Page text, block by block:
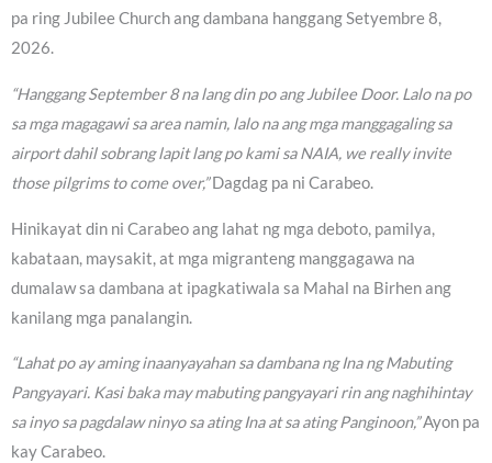
pa ring Jubilee Church ang dambana hanggang Setyembre 8,
2026.
“Hanggang September 8 na lang din po ang Jubilee Door. Lalo na po
sa mga magagawi sa area namin, lalo na ang mga manggagaling sa
airport dahil sobrang lapit lang po kami sa NAIA, we really invite
those pilgrims to come over,”Dagdag pa ni Carabeo.
Hinikayat din ni Carabeo ang lahat ng mga deboto, pamilya,
kabataan, maysakit, at mga migranteng manggagawa na
dumalaw sa dambana at ipagkatiwala sa Mahal na Birhen ang
kanilang mga panalangin.
“Lahat po ay aming inaanyayahan sa dambana ng Ina ng Mabuting
Pangyayari. Kasi baka may mabuting pangyayari rin ang naghihintay
sa inyo sa pagdalaw ninyo sa ating Ina at sa ating Panginoon,”Ayon pa
kay Carabeo.